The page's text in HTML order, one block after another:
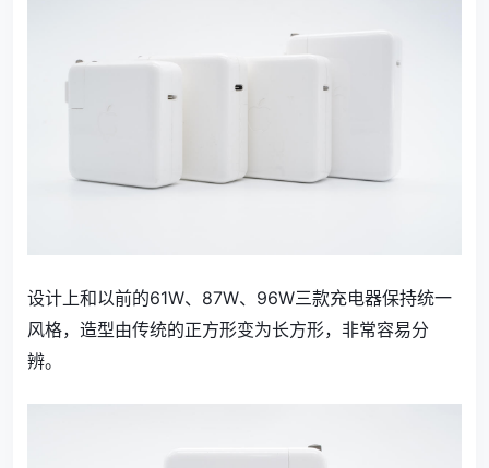
设计上和以前的61W、87W、96W三款充电器保持统一
风格，造型由传统的正方形变为长方形，非常容易分
辨。